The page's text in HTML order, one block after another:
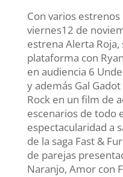
Con varios
viernes12 de
estrena Alerta
plataforma con
en audiencia 6
y además Gal
Rock en un film de
escenarios de todo
espectacularidad a
de la saga Fast &
de parejas
Naranjo, Amor con